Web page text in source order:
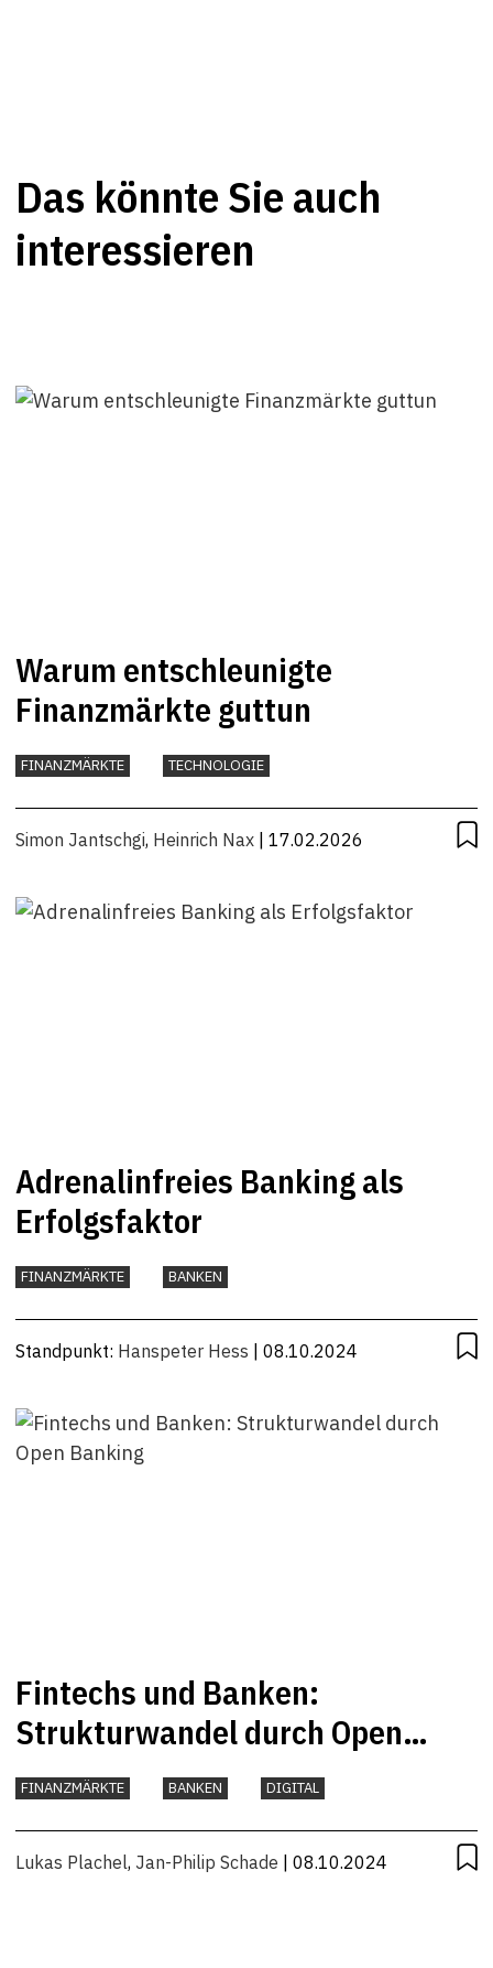
Das könnte Sie auch
interessieren
Warum entschleunigte
Finanzmärkte guttun
FINANZMÄRKTE TECHNOLOGIE
Simon Jantschgi, Heinrich Nax | 17.02.2026
Adrenalinfreies Banking als
Erfolgsfaktor
FINANZMÄRKTE BANKEN
Standpunkt: Hanspeter Hess | 08.10.2024
Fintechs und Banken:
Strukturwandel durch Open
Banking
FINANZMÄRKTE BANKEN DIGITAL
Lukas Plachel, Jan-Philip Schade | 08.10.2024